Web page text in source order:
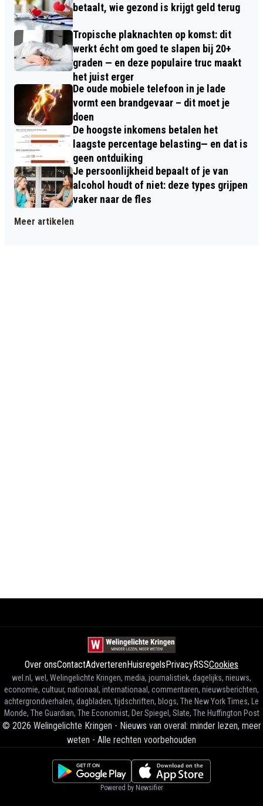
betaalt, wie gezond is krijgt geld terug
Tropische plaknachten op komst: dit
werkt écht om goed te slapen bij 20+
graden — en deze populaire truc maakt
het juist erger
De oude mobiele telefoon in je lade
vormt een brandgevaar – dit moet je
doen
De hoogste inkomens betalen het
laagste percentage belasting— en dat is
geen ontduiking
Je persoonlijkheid bepaalt of je van
alcohol houdt of niet: deze types grijpen
vaker naar de fles
Meer artikelen
Over onsContactAdverterenHuisregelsPrivacyRSSCookies
wel.nl, wel, Welingelichte Kringen, media, journalistiek, dagelijks, nieuws,
economie, cultuur, nationaal, internationaal, commentaren, nieuwsberichten,
achtergrondverhalen, dagbladen, tijdschriften, blogs, The New York Times, Le
Monde, The Guardian, The Economist, Der Spiegel, Slate, The Huffington Post
© 2026 Welingelichte Kringen - Nieuws van overal: minder lezen, meer
weten - Alle rechten voorbehouden
Powered by Newsifier